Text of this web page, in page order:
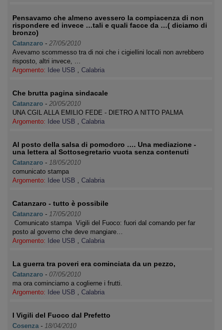
Pensavamo che almeno avessero la compiacenza di non
rispondere ed invece …tali e quali facce da …( diciamo di
bronzo)
Catanzaro - 27/05/2010
Avevamo scommesso tra di noi che i cigiellini locali non avrebbero
risposto, altri invece, …
Argomento: Idee USB , Calabria
Che brutta pagina sindacale
Catanzaro - 20/05/2010
UNA CGIL ALLA EMILIO FEDE - DIETRO A NITTO PALMA
Argomento: Idee USB , Calabria
Al posto della salsa di pomodoro …. Una mediazione -
una lettera al Sottosegretario vuota senza contenuti
Catanzaro - 18/05/2010
comunicato stampa
Argomento: Idee USB , Calabria
Catanzaro - tutto è possibile
Catanzaro - 17/05/2010
Comunicato stampa Vigili del Fuoco: fuori dal comando per far
posto al governo che deve mangiare…
Argomento: Idee USB , Calabria
La guerra tra poveri era cominciata da un pezzo,
Catanzaro - 07/05/2010
ma ora cominciamo a coglierne i frutti.
Argomento: Idee USB , Calabria
I Vigili del Fuoco dal Prefetto
Cosenza - 18/04/2010